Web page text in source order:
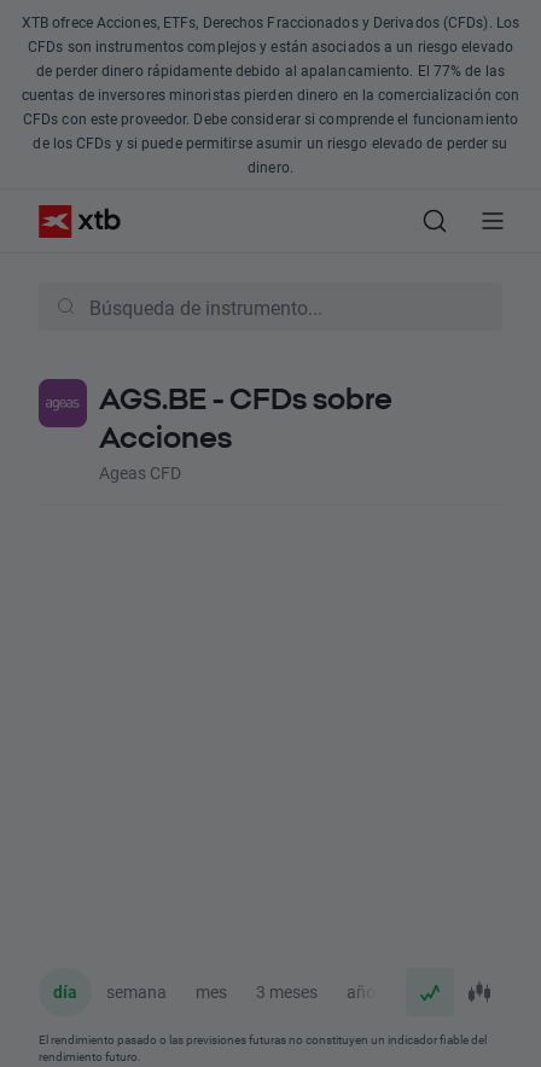
XTB ofrece Acciones, ETFs, Derechos Fraccionados y Derivados (CFDs). Los
CFDs son instrumentos complejos y están asociados a un riesgo elevado
de perder dinero rápidamente debido al apalancamiento. El 77% de las
cuentas de inversores minoristas pierden dinero en la comercialización con
CFDs con este proveedor. Debe considerar si comprende el funcionamiento
de los CFDs y si puede permitirse asumir un riesgo elevado de perder su
dinero.
AGS.BE - CFDs sobre
Acciones
Ageas CFD
día semana mes 3 meses año
El rendimiento pasado o las previsiones futuras no constituyen un indicador fiable del
rendimiento futuro.